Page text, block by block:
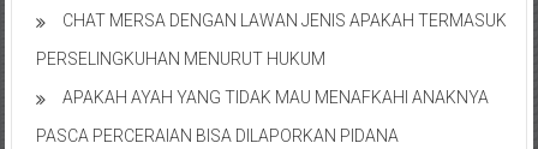
CHAT MERSA DENGAN LAWAN JENIS APAKAH TERMASUK
PERSELINGKUHAN MENURUT HUKUM
APAKAH AYAH YANG TIDAK MAU MENAFKAHI ANAKNYA
PASCA PERCERAIAN BISA DILAPORKAN PIDANA